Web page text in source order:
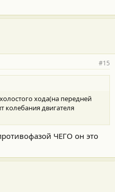
#15
хода(на передней
колебания двигателя
ЧЕГО он это